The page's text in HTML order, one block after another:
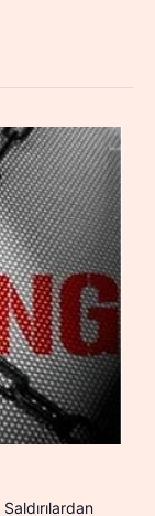
Saldırılardan